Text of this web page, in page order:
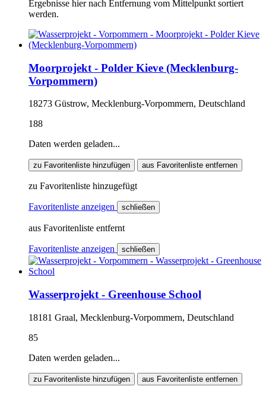
Ergebnisse hier nach Entfernung vom Mittelpunkt sortiert
werden.
Moorprojekt - Polder Kieve (Mecklenburg-
Vorpommern)
18273 Güstrow, Mecklenburg-Vorpommern, Deutschland
188
Daten werden geladen...
zu Favoritenliste hinzufügen aus Favoritenliste entfernen
zu Favoritenliste hinzugefügt
Favoritenliste anzeigen schließen
aus Favoritenliste entfernt
Favoritenliste anzeigen schließen
Wasserprojekt - Greenhouse School
18181 Graal, Mecklenburg-Vorpommern, Deutschland
85
Daten werden geladen...
zu Favoritenliste hinzufügen aus Favoritenliste entfernen